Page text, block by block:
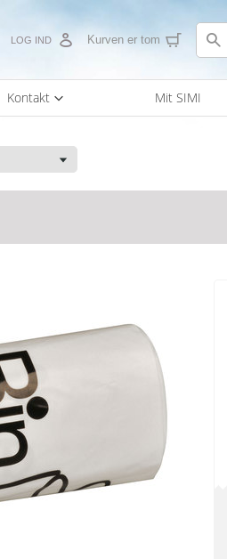
Kurven er tom
LOG IND
Kontakt Mit SIMI